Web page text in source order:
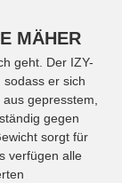
MÄHER
geht. Der IZY-
er sich
gepresstem,
gegen
sorgt für
verfügen alle